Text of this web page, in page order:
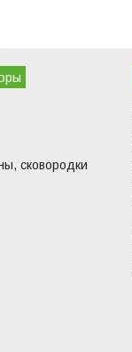
сковородки